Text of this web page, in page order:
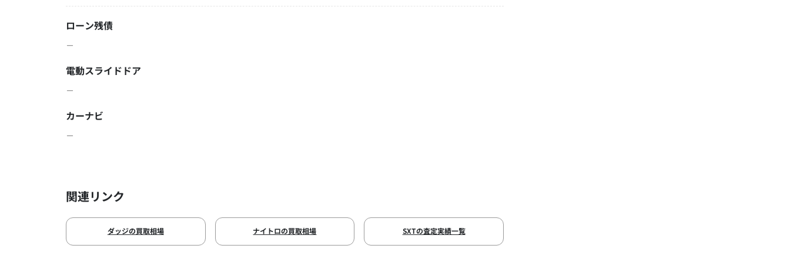
ローン残債
－
電動スライドドア
－
カーナビ
－
関連リンク
ダッジの買取相場 ナイトロの買取相場 SXTの査定実績一覧